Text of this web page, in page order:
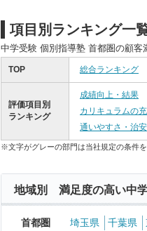
項目別ランキング一
中学受験 個別指導塾 首都圏の顧客
TOP 総合ランキング
評価項目別
ランキング
成績向上・結果
カリキュラムの
通いやすさ・治安
※文字がグレーの部門は当社規定の条件
地域別 満足度の高い中
首都圏 埼玉県 千葉県